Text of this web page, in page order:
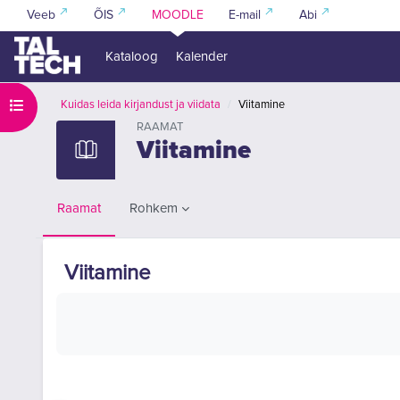
Jäta vahele peasisuni
Veeb ÕIS MOODLE E-mail Abi
Kataloog Kalender
Ava kursuse sisukord
Kuidas leida kirjandust ja viidata
Viitamine
RAAMAT
Viitamine
Raamat Rohkem
Viitamine